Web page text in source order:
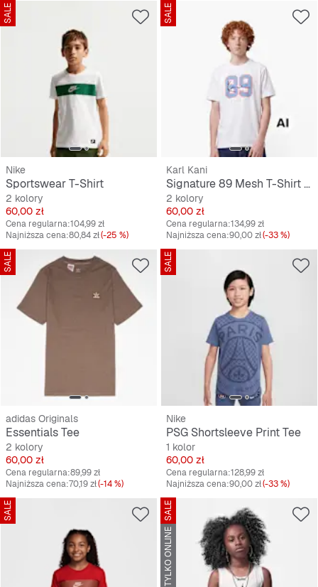
SALE
Nike
Sportswear T-Shirt
2 kolory
Cena
60,00 zł
Cena regularna:104,99 zł
Najniższa cena:80,84 zł(-25 %)
SALE
Karl Kani
Signature 89 Mesh T-Shirt Junior
2 kolory
Cena
60,00 zł
Cena regularna:134,99 zł
Najniższa cena:90,00 zł(-33 %)
SALE
adidas Originals
Essentials Tee
2 kolory
Cena
60,00 zł
Cena regularna:89,99 zł
Najniższa cena:70,19 zł(-14 %)
SALE
Nike
PSG Shortsleeve Print Tee
1 kolor
Cena
60,00 zł
Cena regularna:128,99 zł
Najniższa cena:90,00 zł(-33 %)
SALE SALE
TYLKO ONLINE